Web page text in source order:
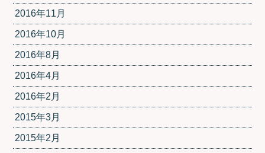
2016年11月
2016年10月
2016年8月
2016年4月
2016年2月
2015年3月
2015年2月